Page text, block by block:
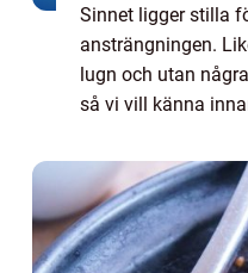
Sinnet ligger stilla
ansträngningen.
lugn och utan
så vi vill känna